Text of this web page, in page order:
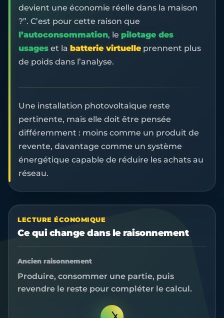
devient une économie réelle dans la maison
?”. C’est pour cette raison que
l’autoconsommation, le pilotage des
usages et la batterie virtuelle prennent plus
de poids dans l’analyse.
Une installation photovoltaïque reste
pertinente, mais elle doit être pensée
différemment : moins comme un produit de
revente, davantage comme un système
énergétique capable de réduire les achats au
réseau.
LECTURE ÉCONOMIQUE
Ce qui change dans le raisonnement
Ancien raisonnement
Produire, consommer une partie, puis
revendre le reste pour compléter le calcul.